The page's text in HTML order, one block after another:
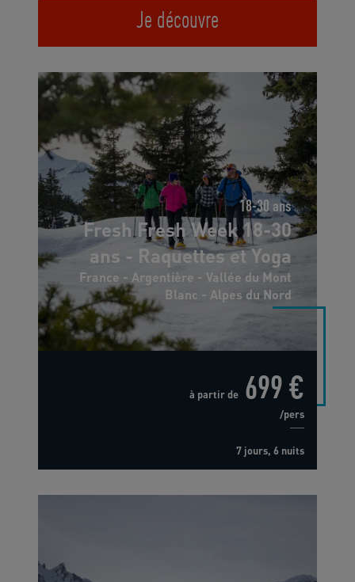
Je découvre
18-30 ans
Fresh Fresh Week 18-30
ans - Raquettes et Yoga
France - Argentière - Vallée du Mont
Blanc - Alpes du Nord
à partir de 699 €
/pers
7 jours, 6 nuits